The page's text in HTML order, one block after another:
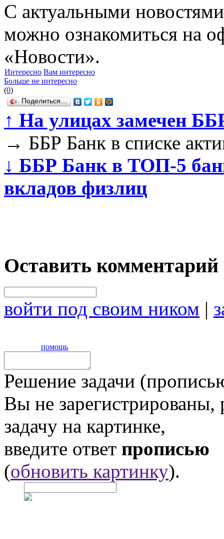
С актуальными
можно ознакомиться на
«Новости».
Интересно Вам интересно
Больше не интересно
(0)
Поделиться…
↑ На улицах замечен
→ ББР Банк в списке
↓ ББР Банк в ТОП-5
вкладов физлиц
Оставить комментарий
войти под своим ником |
помощь
Решение задачи
Вы не
задачу на картинке,
введите ответ прописью
(обновить картинку).